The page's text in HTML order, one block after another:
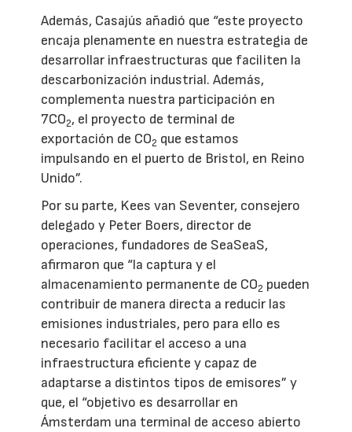
Además, Casajús añadió que “este proyecto
encaja plenamente en nuestra estrategia de
desarrollar infraestructuras que faciliten la
descarbonización industrial. Además,
complementa nuestra participación en
7CO2, el proyecto de terminal de
exportación de CO2 que estamos
impulsando en el puerto de Bristol, en Reino
Unido”.
Por su parte, Kees van Seventer, consejero
delegado y Peter Boers, director de
operaciones, fundadores de SeaSeaS,
afirmaron que “la captura y el
almacenamiento permanente de CO2 pueden
contribuir de manera directa a reducir las
emisiones industriales, pero para ello es
necesario facilitar el acceso a una
infraestructura eficiente y capaz de
adaptarse a distintos tipos de emisores” y
que, el “objetivo es desarrollar en
Ámsterdam una terminal de acceso abierto